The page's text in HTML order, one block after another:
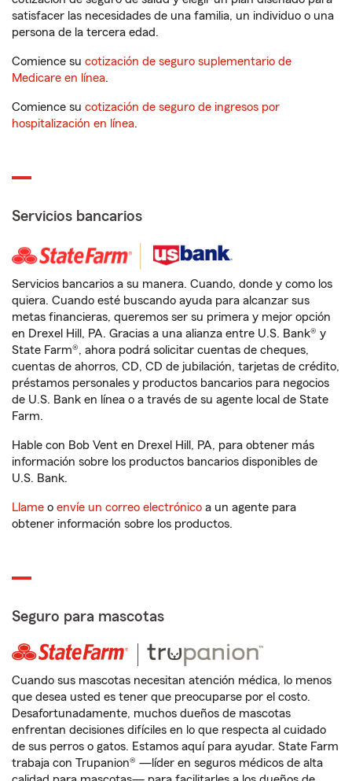
satisfacer las necesidades de una familia, un individuo o una
persona de la tercera edad.
Comience su cotización de seguro suplementario de
Medicare en línea.
Comience su cotización de seguro de ingresos por
hospitalización en línea.
Servicios bancarios
Servicios bancarios a su manera. Cuando, donde y como los
quiera. Cuando esté buscando ayuda para alcanzar sus
metas financieras, queremos ser su primera y mejor opción
en Drexel Hill, PA. Gracias a una alianza entre U.S. Bank® y
State Farm®, ahora podrá solicitar cuentas de cheques,
cuentas de ahorros, CD, CD de jubilación, tarjetas de crédito,
préstamos personales y productos bancarios para negocios
de U.S. Bank en línea o a través de su agente local de State
Farm.
Hable con Bob Vent en Drexel Hill, PA, para obtener más
información sobre los productos bancarios disponibles de
U.S. Bank.
Llame o envíe un correo electrónico a un agente para
obtener información sobre los productos.
Seguro para mascotas
Cuando sus mascotas necesitan atención médica, lo menos
que desea usted es tener que preocuparse por el costo.
Desafortunadamente, muchos dueños de mascotas
enfrentan decisiones difíciles en lo que respecta al cuidado
de sus perros o gatos. Estamos aquí para ayudar. State Farm
trabaja con Trupanion® —líder en seguros médicos de alta